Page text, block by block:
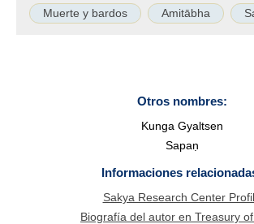
Muerte y bardos Amitābha
Otros nombres:
Kunga Gyaltsen
Sapaṇ
Informaciones
Sakya Research Center
Biografía del autor en Treasury